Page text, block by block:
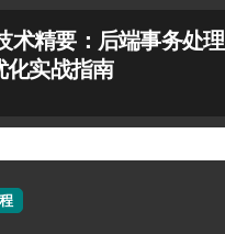
术精要：后端事务处理
化实战指南